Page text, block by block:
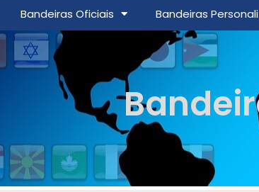
Bandeiras Oficiais Bandeiras